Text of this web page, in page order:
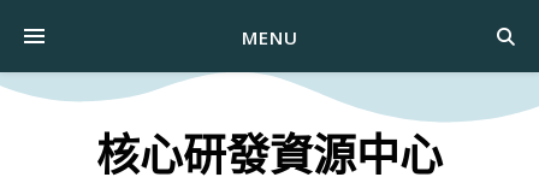
MENU
核心研發資源中心